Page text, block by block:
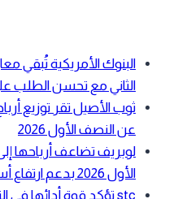
البنوك الأمريكية تُبقي
الثاني مع تحسن الطلب
عن النصف الأول 2026
الأول 2026 بدعم ارتفاع أسعار زيوت الأساس